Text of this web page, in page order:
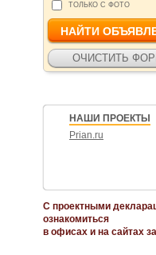
ТОЛЬКО С ФОТО
НАШИ ПРОЕКТЫ
Prian.ru
С проектными
ознакомиться
в офисах и на сайтах